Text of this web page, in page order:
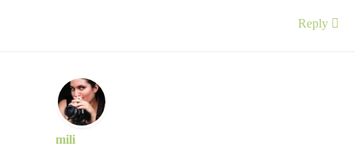
Reply
mili